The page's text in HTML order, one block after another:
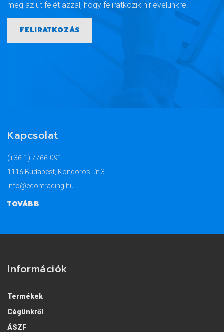
meg az út felét azzal, hogy feliratkozik hírlevelünkre.
FELIRATKOZÁS
Kapcsolat
(+36-1) 7766-091
1116 Budapest, Kondorosi út 3.
info@econtrading.hu
TOVÁBB
Információk
Termékek
Cégünkről
ÁSZF